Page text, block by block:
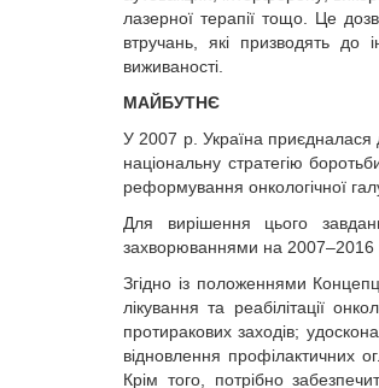
лазерної терапії тощо. Це
втручань, які призводять до
виживаності.
МАЙБУТНЄ
У 2007 р. Україна приєдналася
національну стратегію
реформування онкологічної
Для вирішення цього
захворюваннями на
Згідно із положеннями
лікування та реабілітації
протиракових заходів;
відновлення профілактичних
Крім того, потрібно